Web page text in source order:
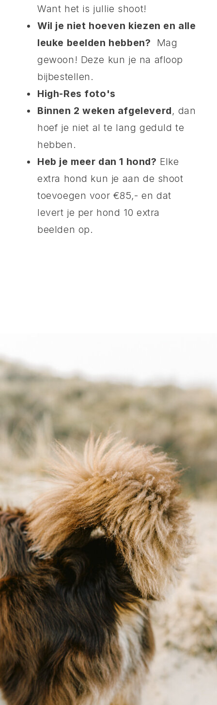
Want het is jullie shoot!
Wil je niet hoeven kiezen en alle
leuke beelden hebben?
Mag
gewoon! Deze kun je na afloop
bijbestellen.
High-Res foto's
Binnen 2 weken afgeleverd, dan
hoef je niet al te lang geduld te
hebben.
Heb je meer dan 1 hond? Elke
extra hond kun je aan de shoot
toevoegen voor €85,- en dat
levert je per hond 10 extra
beelden op.